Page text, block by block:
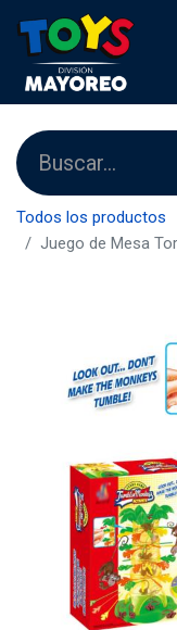
Todos los productos
Juego de Mesa